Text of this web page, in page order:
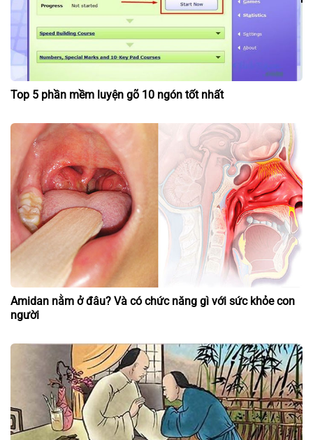
Top 5 phần mềm luyện gõ 10 ngón tốt nhất
Amidan nằm ở đâu? Và có chức năng gì với sức khỏe con
người